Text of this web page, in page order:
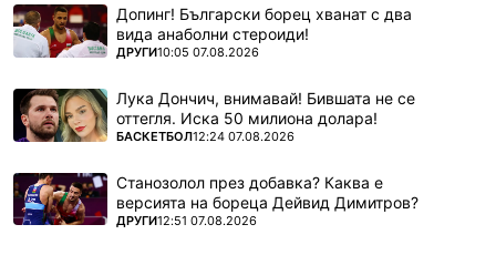
Допинг! Български борец хванат с два
вида анаболни стероиди!
ПОВЕЧЕ ОТ
ДРУГИ10:05 07.08.2026
Лука Дончич, внимавай! Бившата не се
оттегля. Иска 50 милиона долара!
ПОВЕЧЕ ОТ
БАСКЕТБОЛ12:24 07.08.2026
Станозолол през добавка? Каква е
версията на бореца Дейвид Димитров?
ПОВЕЧЕ ОТ
ДРУГИ12:51 07.08.2026